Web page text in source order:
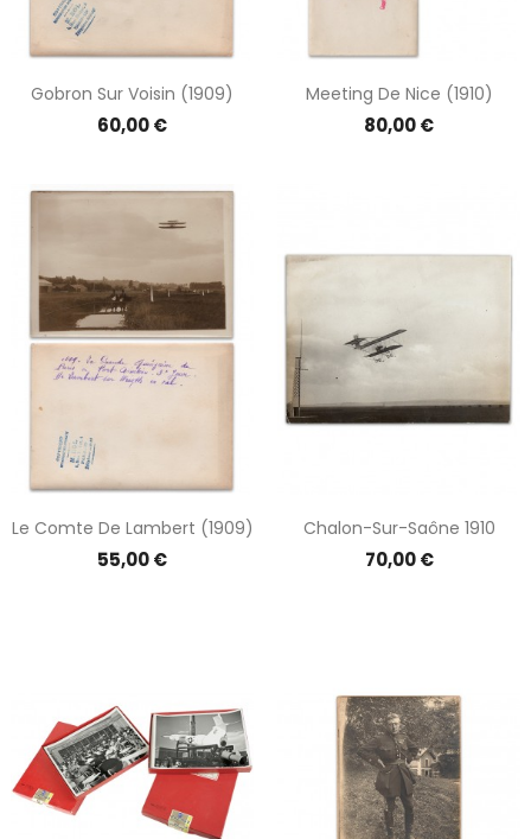
Gobron Sur Voisin (1909)
Prix
60,00 €
Meeting De Nice (1910)
Prix
80,00 €
Le Comte De Lambert (1909)
Prix
55,00 €
Chalon-Sur-Saône 1910
Prix
70,00 €